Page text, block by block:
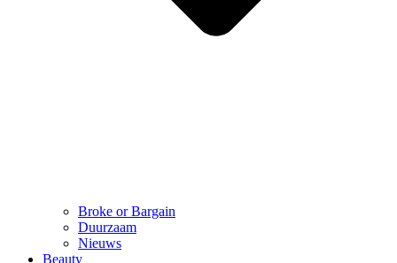
Broke or Bargain
Duurzaam
Nieuws
Beauty